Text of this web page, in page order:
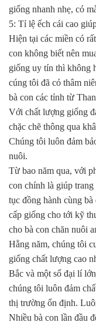
giống nhanh nhẹ, có
5: Tỉ lệ ếch cái cao
Hiện tại các miền có
con không biết nên
giống uy tín thì không
cúng tôi đã có thâm
bà con các tỉnh từ
Với chất lượng giống
chặc chẽ thông qua
Chúng tôi luôn đảm
nuôi.
Từ bao năm qua, với
con chính là giúp
tục đồng hành cùng
cấp giống cho tới kỹ
cho bà con chăn nuôi
Hằng năm, chúng tôi
giống chất lượng cao
Bắc và một số đại lí
chúng tôi luôn đảm
thị trường ổn định.
Nhiều bà con lần đầu